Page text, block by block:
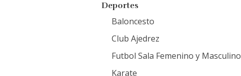
Deportes
Baloncesto
Club Ajedrez
Futbol Sala Femenino y Masculino
Karate